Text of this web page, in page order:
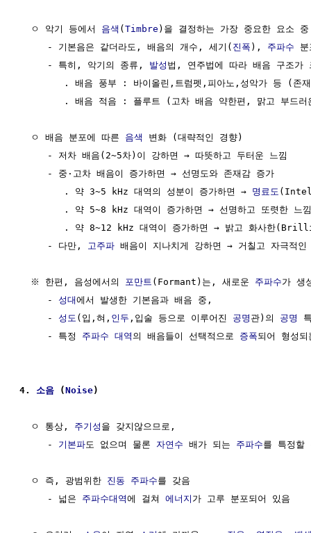
  ㅇ 악기 등에서
음색 (Timbre )을 결정하는 가장 중요한 요소
     - 기본음은 같더라도, 배음의 개수, 세기(
진폭 ), 주파수
     - 특히, 악기의 종류,
발성 법, 연주법에 따라 배음 구조가
. 배음 풍부 : 바이올린,트럼펫,피아노,성악가 등 (존
. 배음 적음 : 플루트 (고차 배음 약한편, 맑고 부드
  ㅇ 배음 분포에 따른
음색
변화 (대략적인 경향)
     - 저차 배음(2~5차)이 강하면 → 따뜻하고 두터운 느낌
     - 중·고차 배음이 증가하면 → 선명도와 존재감 증가
        . 약 3~5 kHz 대역의 성분이 증가하면 →
명료도
        . 약 5~8 kHz 대역이 증가하면 → 선명하고 또렷한 느낌
. 약 8~12 kHz 대역이 증가하면 → 밝고 화사한
     - 다만,
고주파 배음이 지나치게 강하면 → 거칠고 자극적
  ※ 한편, 음성에서의
포만트 (Formant)는, 새로운 주파수가 생
     -
성대에서 발생한 기본음과 배음 중,
     -
성도 (입,혀, 인두 ,입술 등으로 이루어진 공명 관)의 공명
     - 특정
주파수 대역 의 배음들이 선택적으로 증폭되어 형성
4. 소음 (Noise)
  ㅇ 통상,
주기성 을 갖지않으므로,
     -
기본파도 없으며 물론 자연수 배가 되는 주파수를 특정할
  ㅇ 즉, 광범위한
진동 주파수를 갖음
     - 넓은
주파수대역에 걸쳐 에너지 가 고루 분포되어 있음